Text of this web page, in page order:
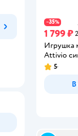
−35%
1 799 ₽
Игрушка
Attivio
Рейтинг:
5
В